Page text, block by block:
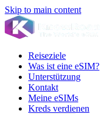
Skip to main content
Reiseziele
Was ist eine eSIM?
Unterstützung
Kontakt
Meine eSIMs
Kreds verdienen